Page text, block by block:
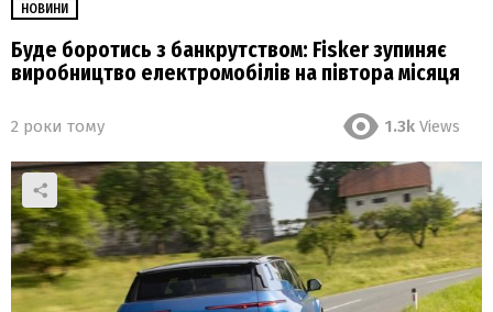
НОВИНИ
Буде боротись з банкрутством: Fisker зупиняє
виробництво електромобілів на півтора місяця
2 роки тому 1.3k Views